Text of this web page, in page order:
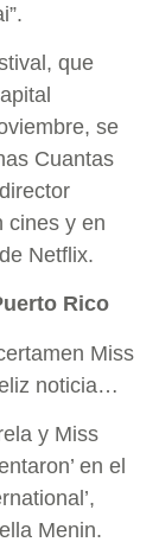
que
se
Cuantas
cines y en
Netflix.
Rico
Miss
noticia…
y Miss
en el
Menin.